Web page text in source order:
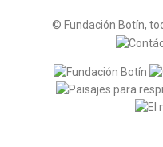
© Fundación Botín,